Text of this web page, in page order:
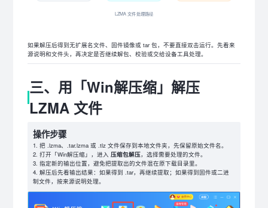
LZMA 文件处理路径
如果解压后得到无扩展名文件、固件镜像或 tar 包，不要直接双击运行。先看来
源说明和文件头，再决定是否继续解包、校验或交给设备工具处理。
三、用「Win解压缩」解压
LZMA 文件
操作步骤
把 .lzma、.tar.lzma 或 .tlz 文件保存到本地文件夹，先保留原始文件名。
打开「Win解压缩」，进入压缩包解压，选择需要处理的文件。
指定新的输出位置，避免把提取出的文件混在原下载目录里。
解压后先看输出结果：如果得到 .tar，再继续提取；如果得到固件或二进
制文件，按来源说明处理。